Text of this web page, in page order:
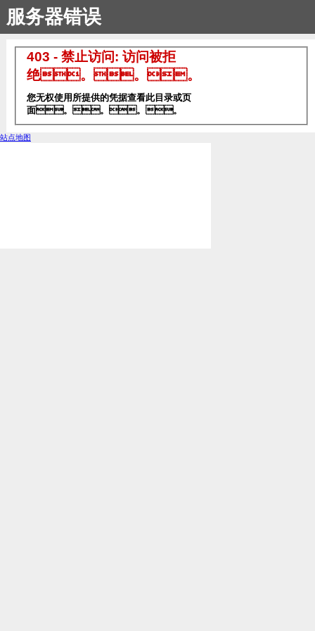
服务器错误
403 - 禁止访问: 访问被拒
绝。。。
您无权使用所提供的凭据查看此目录或页
面。。。。
站点地图